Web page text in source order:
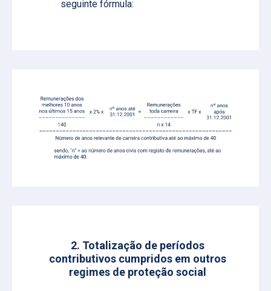
seguinte fórmula:
2. Totalização de períodos
contributivos cumpridos em outros
regimes de proteção social